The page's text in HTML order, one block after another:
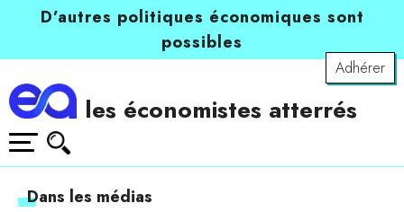
D’autres politiques économiques sont
possibles
Adhérer
les économistes atterrés
Dans les médias